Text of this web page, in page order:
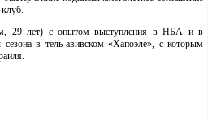
29 лет) с опытом выступления в НБА и в
в тель-авивском «Хапоэле», с которым